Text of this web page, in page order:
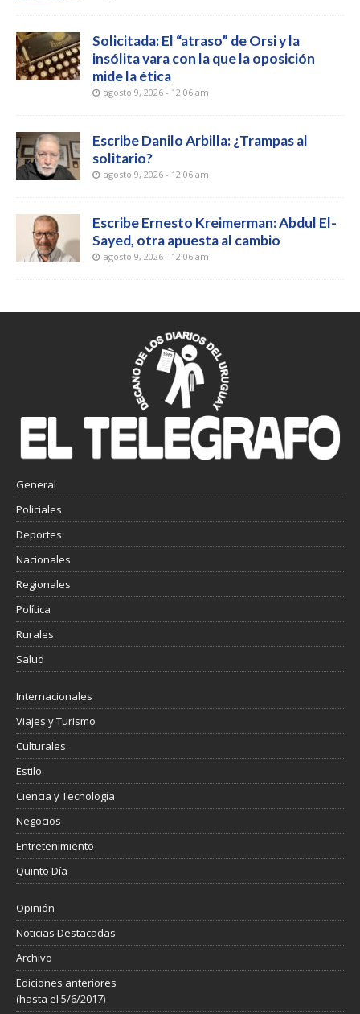
Solicitada: El “atraso” de Orsi y la
insólita vara con la que la oposición
mide la ética
agosto 9, 2026 - 12:06 am
Escribe Danilo Arbilla: ¿Trampas al
solitario?
agosto 9, 2026 - 12:06 am
Escribe Ernesto Kreimerman: Abdul El-
Sayed, otra apuesta al cambio
agosto 9, 2026 - 12:06 am
General
Policiales
Deportes
Nacionales
Regionales
Política
Rurales
Salud
Internacionales
Viajes y Turismo
Culturales
Estilo
Ciencia y Tecnología
Negocios
Entretenimiento
Quinto Día
Opinión
Noticias Destacadas
Archivo
Ediciones anteriores
(hasta el 5/6/2017)